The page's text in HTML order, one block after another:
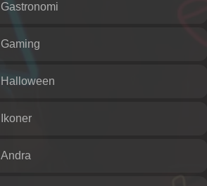
Gastronomi
Gaming
Halloween
Ikoner
Andra